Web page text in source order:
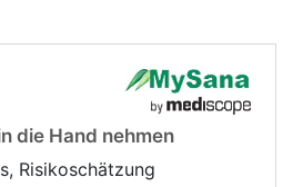
die Hand nehmen
Risikoschätzung